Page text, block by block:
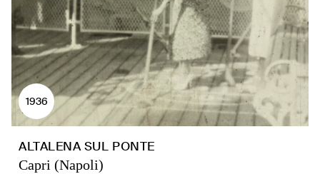
1936
ALTALENA SUL PONTE
Capri (Napoli)